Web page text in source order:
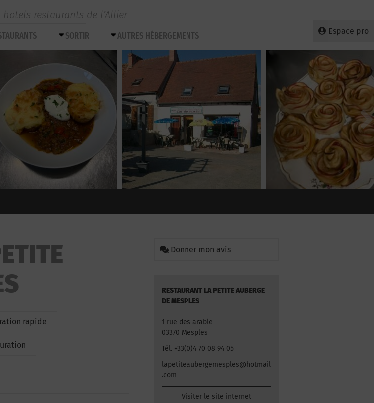
hotels restaurants de l’Allier
Espace pro
SORTIR AUTRES HÉBERGEMENTS
rapide
Donner mon avis
RESTAURANT LA PETITE AUBERGE
DE MESPLES
1 rue des arable
03370 Mesples
Tél. +33(0)4 70 08 94 05
lapetiteaubergemesples@hotmail
.com
Visiter le site internet